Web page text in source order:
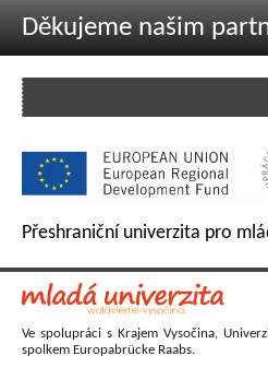
Děkujeme našim
Přeshraniční univerzita pro
Ve spolupráci s Krajem Vysočina,
spolkem Europabrücke Raabs.